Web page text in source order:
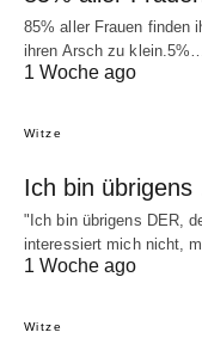
85% aller Frauen finden
ihren Arsch zu klein.5%…
1 Woche ago
Witze
Ich bin
"Ich bin übrigens DER,
interessiert mich nicht,
1 Woche ago
Witze